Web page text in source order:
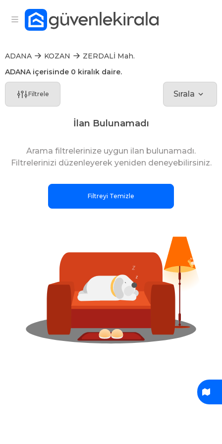
ADANA KOZAN
ZERDALİ Mah.
ADANA içerisinde 0 kiralık daire.
Filtrele Sırala
İlan Bulunamadı
Arama filtrelerinize uygun ilan bulunamadı.
Filtrelerinizi düzenleyerek yeniden deneyebilirsiniz.
Filtreyi Temizle